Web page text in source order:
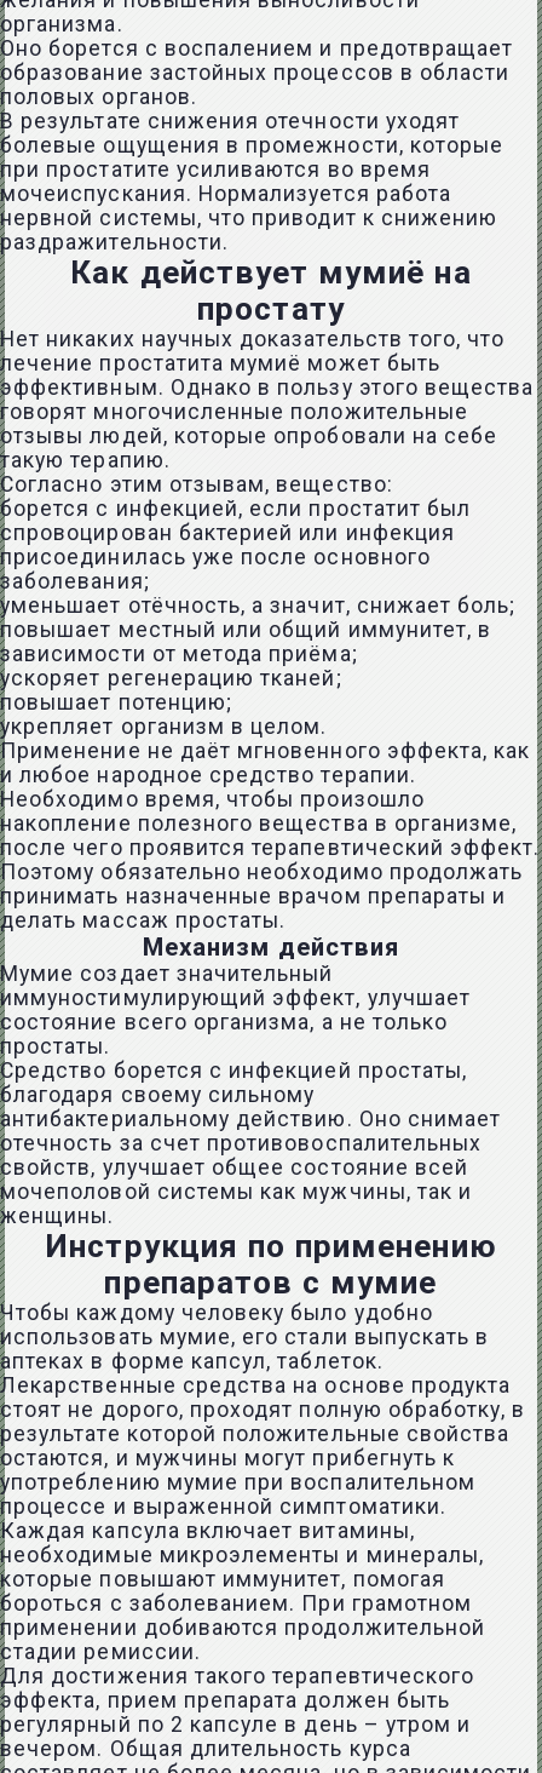
организма.
Оно борется с воспалением и предотвращает
образование застойных процессов в области
половых органов.
В результате снижения отечности уходят
болевые ощущения в промежности, которые
при простатите усиливаются во время
мочеиспускания. Нормализуется работа
нервной системы, что приводит к снижению
раздражительности.
Как действует мумиё на
простату
Нет никаких научных доказательств того, что
лечение простатита мумиё может быть
эффективным. Однако в пользу этого вещества
говорят многочисленные положительные
отзывы людей, которые опробовали на себе
такую терапию.
Согласно этим отзывам, вещество:
борется с инфекцией, если простатит был
спровоцирован бактерией или инфекция
присоединилась уже после основного
заболевания;
уменьшает отёчность, а значит, снижает боль;
повышает местный или общий иммунитет, в
зависимости от метода приёма;
ускоряет регенерацию тканей;
повышает потенцию;
укрепляет организм в целом.
Применение не даёт мгновенного эффекта, как
и любое народное средство терапии.
Необходимо время, чтобы произошло
накопление полезного вещества в организме,
после чего проявится терапевтический эффект.
Поэтому обязательно необходимо продолжать
принимать назначенные врачом препараты и
делать массаж простаты.
Механизм действия
Мумие создает значительный
иммуностимулирующий эффект, улучшает
состояние всего организма, а не только
простаты.
Средство борется с инфекцией простаты,
благодаря своему сильному
антибактериальному действию. Оно снимает
отечность за счет противовоспалительных
свойств, улучшает общее состояние всей
мочеполовой системы как мужчины, так и
женщины.
Инструкция по применению
препаратов с мумие
Чтобы каждому человеку было удобно
использовать мумие, его стали выпускать в
аптеках в форме капсул, таблеток.
Лекарственные средства на основе продукта
стоят не дорого, проходят полную обработку, в
результате которой положительные свойства
остаются, и мужчины могут прибегнуть к
употреблению мумие при воспалительном
процессе и выраженной симптоматики.
Каждая капсула включает витамины,
необходимые микроэлементы и минералы,
которые повышают иммунитет, помогая
бороться с заболеванием. При грамотном
применении добиваются продолжительной
стадии ремиссии.
Для достижения такого терапевтического
эффекта, прием препарата должен быть
регулярный по 2 капсуле в день – утром и
вечером. Общая длительность курса